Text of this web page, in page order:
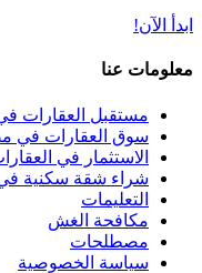
ابدأ الآن!
معلومات عنا
مستقبل العقارات
سوق العقارات في
الاستثمار في
شراء شقة سكنية في
التعليمات
مكافحة الغش
مصطلحات
سياسة الخصوصية